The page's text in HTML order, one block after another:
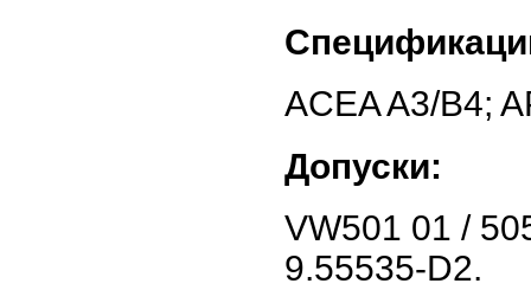
ACEA A3/B4;
Допуски:
VW501 01 /
9.55535-D2.